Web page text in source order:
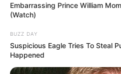
Embarrassing Prince William
(Watch)
BUZZ DAY
Suspicious Eagle Tries To Steal
Happened